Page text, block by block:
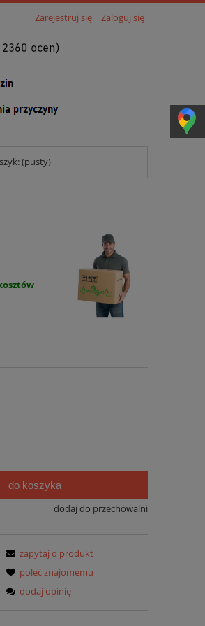
Zarejestruj się Zaloguj się
(pusty)
do koszyka
dodaj do przechowalni
zapytaj o produkt
poleć znajomemu
dodaj opinię